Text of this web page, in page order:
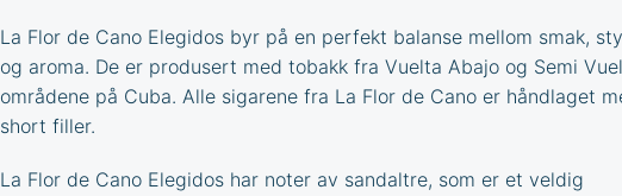
La Flor de Cano Elegidos byr på en perfekt balanse mellom smak,
og aroma. De er produsert med tobakk fra Vuelta Abajo og Semi
områdene på Cuba. Alle sigarene fra La Flor de Cano er håndlaget
short filler.
La Flor de Cano Elegidos har noter av sandaltre, som er et veldig